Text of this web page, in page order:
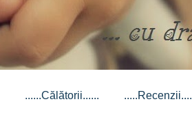
......Călătorii......